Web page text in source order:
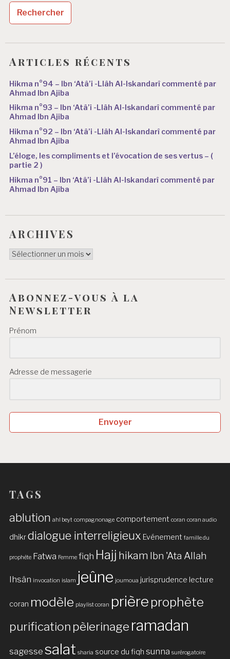
Articles récents
Hikma n°94 – Ibn ‘Atâ’i -Llâh Al-Iskandarî commenté par
Ahmad Ibn Ajiba
Hikma n°93 – Ibn ‘Atâ’i -Llâh Al-Iskandarî commenté par
Ahmad Ibn Ajiba
Hikma n°92 – Ibn ‘Atâ’i -Llâh Al-Iskandarî commenté par
Ahmad Ibn Ajiba
L’éloge, les compliments et l’évocation de ses vertus – (
partie 2 )
Hikma n°91 – Ibn ‘Atâ’i -Llâh Al-Iskandarî commenté par
Ahmad Ibn Ajiba
ARCHIVES
ARCHIVES
Abonnez-vous à la
Newsletter
Prénom
Adresse de messagerie
Envoyer
TAGS
ablution ahl beyt compagnonage comportement coran coran audio
dhikrdialogue interreligieux Evénement famille du
prophète Fatwa Femme fiqh Hajj hikam Ibn 'Ata Allah
Ihsân invocation islam jeûne joumoua jurisprudence lecture
coran modèle playlist coran prière prophète
purification pèlerinage ramadan
sagesse salat sharia source du fiqh sunna surérogatoire